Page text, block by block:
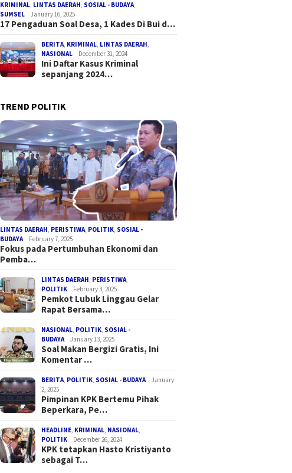
KRIMINAL, LINTAS DAERAH, SOSIAL - BUDAYA,
SUMSEL
January 16, 2025
17 Pengaduan Soal Desa, 1 Kades Di Bui d…
BERITA, KRIMINAL, LINTAS DAERAH,
NASIONAL
December 31, 2024
Ini Daftar Kasus Kriminal
sepanjang 2024…
TREND POLITIK
LINTAS DAERAH, PERISTIWA, POLITIK, SOSIAL -
BUDAYA
February 7, 2025
Fokus pada Pertumbuhan Ekonomi dan
Pemba…
LINTAS DAERAH, PERISTIWA,
POLITIK
February 3, 2025
Pemkot Lubuk Linggau Gelar
Rapat Bersama…
NASIONAL, POLITIK, SOSIAL -
BUDAYA
January 13, 2025
Soal Makan Bergizi Gratis, Ini
Komentar …
BERITA, POLITIK, SOSIAL - BUDAYA
January
2, 2025
Pimpinan KPK Bertemu Pihak
Beperkara, Pe…
HEADLINE, KRIMINAL, NASIONAL,
POLITIK
December 26, 2024
KPK tetapkan Hasto Kristiyanto
sebagai T…